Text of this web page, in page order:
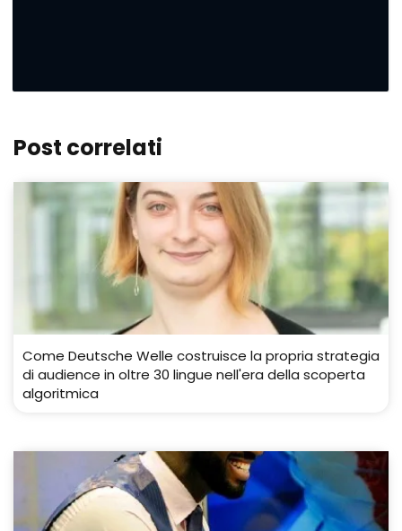
Post correlati
Come Deutsche Welle costruisce la propria strategia
di audience in oltre 30 lingue nell'era della scoperta
algoritmica